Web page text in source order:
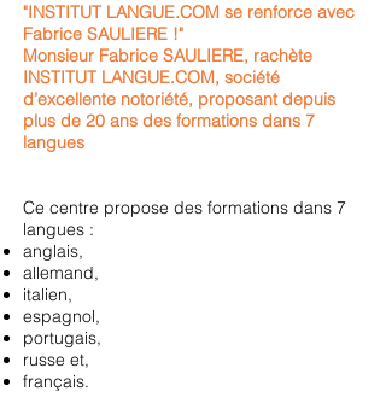
"INSTITUT LANGUE.COM se renforce avec
Fabrice SAULIERE !"
Monsieur Fabrice SAULIERE, rachète
INSTITUT LANGUE.COM, société
d’excellente notoriété, proposant depuis
plus de 20 ans des formations dans 7
langues
Ce centre propose des formations dans 7
langues :
anglais,
allemand,
italien,
espagnol,
portugais,
russe et,
français.